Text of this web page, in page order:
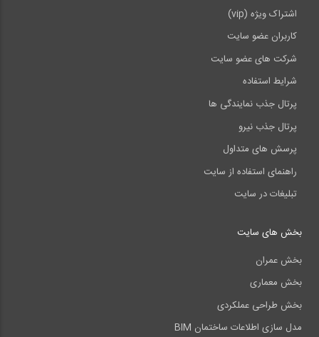
اشتراک ویژه (vip)
کاربران عضو سایت
شرکت های عضو سایت
شرایط استفاده
پرتال جذب نمایندگی ها
پرتال جذب نیرو
پرسش های متداول
راهنمای استفاده از سایت
تبلیغات در سایت
بخش های سایت
بخش عمران
بخش معماری
بخش طراحی عملکردی
مدل سازی اطلاعات ساختمان BIM